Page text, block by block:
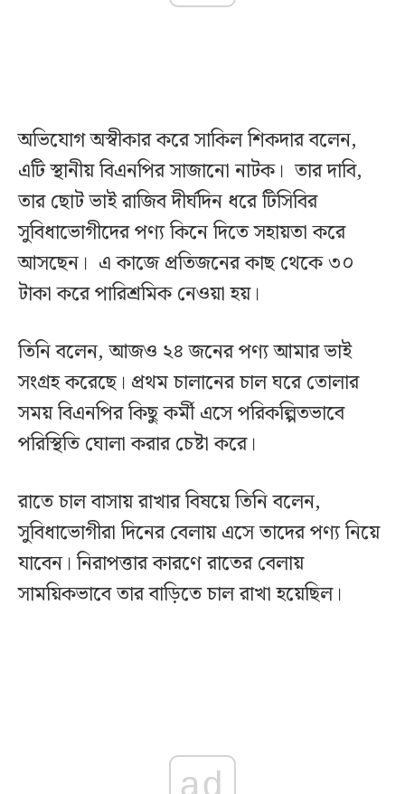
অভিযোগ অস্বীকার করে সাকিল শিকদার বলেন,
এটি স্থানীয় বিএনপির সাজানো নাটক। তার দাবি,
তার ছোট ভাই রাজিব দীর্ঘদিন ধরে টিসিবির
সুবিধাভোগীদের পণ্য কিনে দিতে সহায়তা করে
আসছেন। এ কাজে প্রতিজনের কাছ থেকে ৩০
টাকা করে পারিশ্রমিক নেওয়া হয়।
তিনি বলেন, আজও ২৪ জনের পণ্য আমার ভাই
সংগ্রহ করেছে। প্রথম চালানের চাল ঘরে তোলার
সময় বিএনপির কিছু কর্মী এসে পরিকল্পিতভাবে
পরিস্থিতি ঘোলা করার চেষ্টা করে।
রাতে চাল বাসায় রাখার বিষয়ে তিনি বলেন,
সুবিধাভোগীরা দিনের বেলায় এসে তাদের পণ্য নিয়ে
যাবেন। নিরাপত্তার কারণে রাতের বেলায়
সাময়িকভাবে তার বাড়িতে চাল রাখা হয়েছিল।
ad